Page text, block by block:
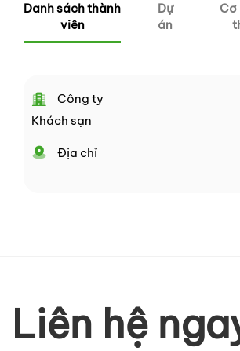
Danh sách thành
viên
Dự
án
Cơ
Công ty
Khách sạn
Địa chỉ
Liên hệ